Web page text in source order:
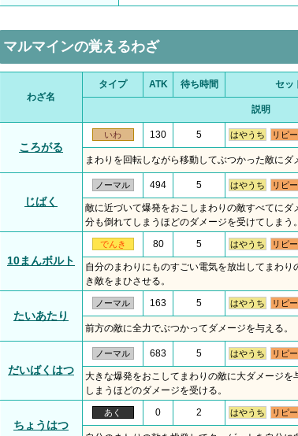
マルマインの覚えるわざ
わざ名
タイプ ATK 待ち時間 セッ
説明
ころがる
いわ 130 5 はやうち リピ
まわりを回転しながら移動してぶつかった敵にダ
じばく
ノーマル 494 5 はやうち リピ
敵に近づいて爆発をおこしまわりの敵すべてにダ
分も倒れてしまうほどのダメージを受けてしまう。
10まんボルト
でんき 80 5 はやうち リピ
自分のまわりにものすごい電気を放出してまわ
き敵をまひさせる。
たいあたり
ノーマル 163 5 はやうち リピ
前方の敵に全力でぶつかってダメージを与える。
だいばくはつ
ノーマル 683 5 はやうち リピ
大きな爆発をおこしてまわりの敵に大ダメージを
しまうほどのダメージを受ける。
ちょうはつ
あく 0 2 はやうち リピ